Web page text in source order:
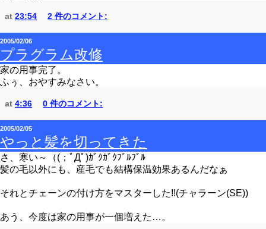
at 23:54 2 件のコメント:
2005/02/06
プラグラム改修
家の用事完了。
ふぅ、おやすみなさい。
at 4:36 0 件のコメント:
2005/02/05
やっと髪を切ってきた
さ、寒い～（(；ﾟДﾟ)ｶﾞｸｶﾞｸﾌﾞﾙﾌﾞﾙ
髪の毛以外にも、産毛でも結構保温効果あるんだなぁ
それとチェーンの付け方をマスターした!!(チャラーン(SE))
あう、今度は家の用事が一個増えた…。